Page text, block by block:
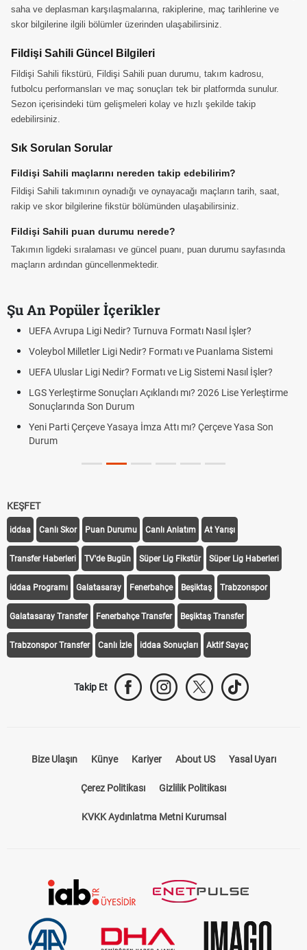
saha ve deplasman karşılaşmalarına, rakiplerine, maç tarihlerine ve
skor bilgilerine ilgili bölümler üzerinden ulaşabilirsiniz.
Fildişi Sahili Güncel Bilgileri
Fildişi Sahili fikstürü, Fildişi Sahili puan durumu, takım kadrosu,
futbolcu performansları ve maç sonuçları tek bir platformda sunulur.
Sezon içerisindeki tüm gelişmeleri kolay ve hızlı şekilde takip
edebilirsiniz.
Sık Sorulan Sorular
Fildişi Sahili maçlarını nereden takip edebilirim?
Fildişi Sahili takımının oynadığı ve oynayacağı maçların tarih, saat,
rakip ve skor bilgilerine fikstür bölümünden ulaşabilirsiniz.
Fildişi Sahili puan durumu nerede?
Takımın ligdeki sıralaması ve güncel puanı, puan durumu sayfasında
maçların ardından güncellenmektedir.
Şu An Popüler İçerikler
UEFA Avrupa Ligi Nedir? Turnuva Formatı Nasıl İşler?
Voleybol Milletler Ligi Nedir? Formatı ve Puanlama Sistemi
UEFA Uluslar Ligi Nedir? Formatı ve Lig Sistemi Nasıl İşler?
LGS Yerleştirme Sonuçları Açıklandı mı? 2026 Lise Yerleştirme
Sonuçlarında Son Durum
Yeni Parti Çerçeve Yasaya İmza Attı mı? Çerçeve Yasa Son
Durum
KEŞFET
iddaa Canlı Skor Puan Durumu Canlı Anlatım At Yarışı
Transfer Haberleri TV'de Bugün Süper Lig Fikstür Süper Lig Haberleri
iddaa Programı Galatasaray Fenerbahçe Beşiktaş Trabzonspor
Galatasaray Transfer Fenerbahçe Transfer Beşiktaş Transfer
Trabzonspor Transfer Canlı İzle iddaa Sonuçları Aktif Sayaç
Takip Et
Bize Ulaşın Künye Kariyer About US Yasal Uyarı
Çerez Politikası Gizlilik Politikası
KVKK Aydınlatma Metni Kurumsal